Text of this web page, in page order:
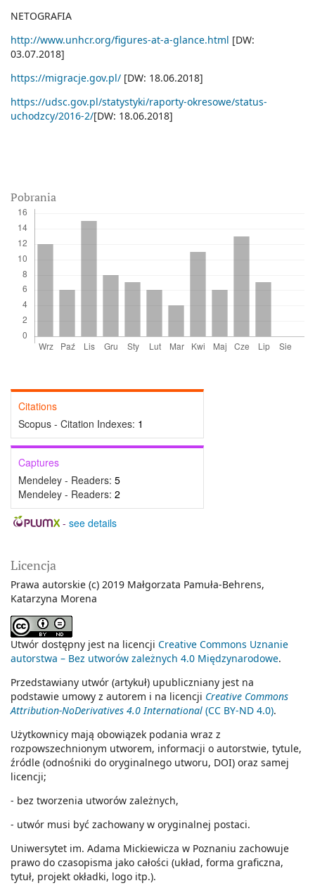
Pobrania
Citations
Scopus - Citation Indexes: 1
Captures
Mendeley - Readers: 5
Mendeley - Readers: 2
- see details
NETOGRAFIA
http://www.unhcr.org/figures-at-a-glance.html [DW:
03.07.2018]
https://migracje.gov.pl/ [DW: 18.06.2018]
https://udsc.gov.pl/statystyki/raporty-okresowe/status-
uchodzcy/2016-2/[DW: 18.06.2018]
Licencja
Prawa autorskie (c) 2019 Małgorzata Pamuła-Behrens,
Katarzyna Morena
Utwór dostępny jest na licencji Creative Commons Uznanie
autorstwa – Bez utworów zależnych 4.0 Międzynarodowe.
Przedstawiany utwór (artykuł) upubliczniany jest na
podstawie umowy z autorem i na licencji Creative Commons
Attribution-NoDerivatives 4.0 International (CC BY-ND 4.0).
Użytkownicy mają obowiązek podania wraz z
rozpowszechnionym utworem, informacji o autorstwie, tytule,
źródle (odnośniki do oryginalnego utworu, DOI) oraz samej
licencji;
- bez tworzenia utworów zależnych,
- utwór musi być zachowany w oryginalnej postaci.
Uniwersytet im. Adama Mickiewicza w Poznaniu zachowuje
prawo do czasopisma jako całości (układ, forma graficzna,
tytuł, projekt okładki, logo itp.).